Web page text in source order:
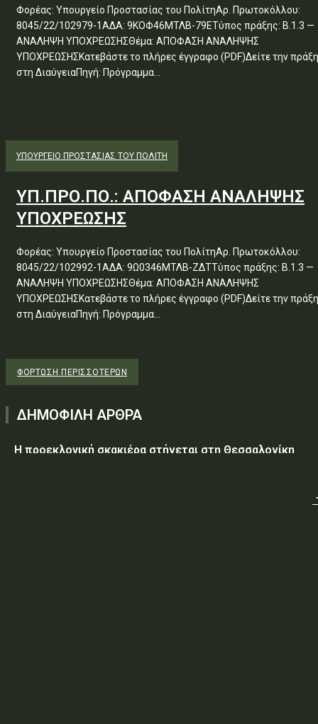
Φορέας: Υπουργείο Προστασίας του ΠολίτηΑρ. Πρωτοκόλλου:
8045/22/102979-1ΑΔΑ: 9ΚΟΦ46ΜΤΛΒ-79ΕΤύπος πράξης: Β.1.3 —
ΑΝΑΛΗΨΗ ΥΠΟΧΡΕΩΣΗΣΘέμα: ΑΠΟΦΑΣΗ ΑΝΑΛΗΨΗΣ
ΥΠΟΧΡΕΩΣΗΣΚατεβάστε το πλήρες έγγραφο (PDF)Δείτε την πράξη
στη ΔιαύγειαΠηγή: Πρόγραμμα...
ΥΠΟΥΡΓΕΊΟ ΠΡΟΣΤΑΣΊΑΣ ΤΟΥ ΠΟΛΊΤΗ
ΥΠ.ΠΡΟ.ΠΟ.: ΑΠΟΦΑΣΗ ΑΝΑΛΗΨΗΣ
ΥΠΟΧΡΕΩΣΗΣ
Φορέας: Υπουργείο Προστασίας του ΠολίτηΑρ. Πρωτοκόλλου:
8045/22/102992-1ΑΔΑ: 9Ω0346ΜΤΛΒ-ΖΔΤΤύπος πράξης: Β.1.3 —
ΑΝΑΛΗΨΗ ΥΠΟΧΡΕΩΣΗΣΘέμα: ΑΠΟΦΑΣΗ ΑΝΑΛΗΨΗΣ
ΥΠΟΧΡΕΩΣΗΣΚατεβάστε το πλήρες έγγραφο (PDF)Δείτε την πράξη
στη ΔιαύγειαΠηγή: Πρόγραμμα...
ΦΌΡΤΩΣΗ ΠΕΡΙΣΣΟΤΈΡΩΝ
ΔΗΜΟΦΙΛΗ ΑΡΘΡΑ
Η προεκλογική σκακιέρα στήνεται στη Θεσσαλονίκη
Υεμένη: Στους 58 οι νεκροί, δεκάδες οι τραυματίες από